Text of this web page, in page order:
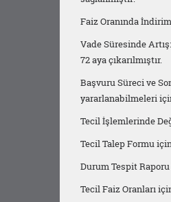
Faiz Oranında
Vade Süresinde
72 aya çıkarılmıştır.
Başvuru Süreci ve
yararlanabilmeleri
Tecil İşlemlerinde
Tecil Talep Formu
Durum Tespit
Tecil Faiz Oranları